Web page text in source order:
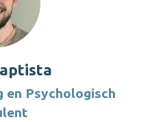
en Psychologisch